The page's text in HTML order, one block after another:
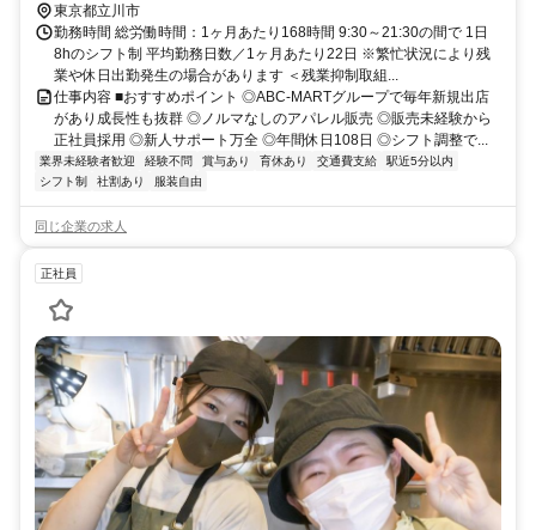
東京都立川市
勤務時間 総労働時間：1ヶ月あたり168時間 9:30～21:30の間で 1日
8hのシフト制 平均勤務日数／1ヶ月あたり22日 ※繁忙状況により残
業や休日出勤発生の場合があります ＜残業抑制取組...
仕事内容 ■おすすめポイント ◎ABC-MARTグループで毎年新規出店
があり成長性も抜群 ◎ノルマなしのアパレル販売 ◎販売未経験から
正社員採用 ◎新人サポート万全 ◎年間休日108日 ◎シフト調整で...
業界未経験者歓迎 経験不問 賞与あり 育休あり 交通費支給
駅近5分以内
シフト制
社割あり 服装自由
同じ企業の求人
正社員